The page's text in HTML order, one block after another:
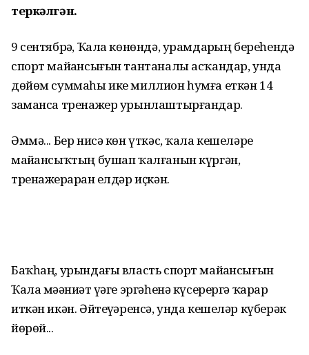
теркәлгән.
9 сентябрҙә, Ҡала көнөндә, урамдарҙың береһендә
спорт майҙансығын тантаналы асҡандар, унда
дөйөм суммаһы ике миллион һумға еткән 14
заманса тренажер урынлаштырғандар.
Әммә... Бер нисә көн үткәс, ҡала кешеләре
майҙансыҡтың бушап ҡалғанын күргән,
тренажерҙарҙан елдәр иҫкән.
Баҡһаң, урындағы власть спорт майҙансығын
Ҡала мәҙәниәт үҙәге эргәһенә күсерергә ҡарар
иткән икән. Әйтеүҙәренсә, унда кешеләр күберәк
йөрөй...